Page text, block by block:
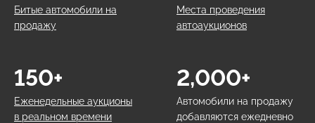
Битые автомобили на
продажу
Места проведения
автоаукционов
Еженедельные аукционы
в реальном времени
150+
Автомобили на продажу
добавляются ежедневно
2,000+